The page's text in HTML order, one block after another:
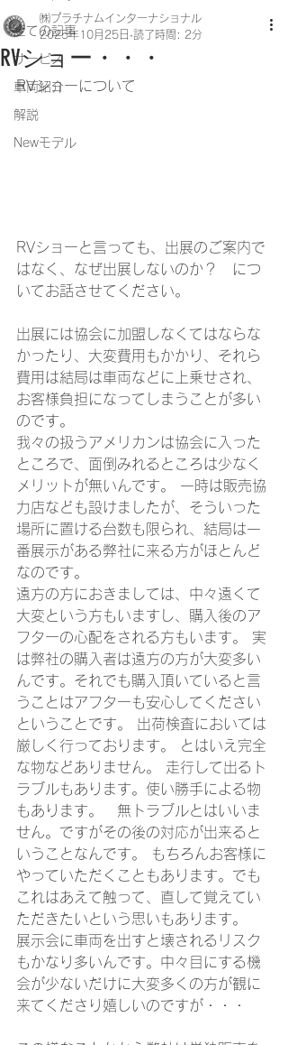
全ての記事
サービス
車両紹介
解説
Newモデル
RVショー・・・
㈱プラチナムインターナショナル
2025年10月25日 読了時間: 2分
RVショーについて
RVショーと言っても、出展のご案内で
はなく、なぜ出展しないのか？　につ
いてお話させてください。
出展には協会に加盟しなくてはならな
かったり、大変費用もかかり、それら
費用は結局は車両などに上乗せされ、
お客様負担になってしまうことが多い
のです。
我々の扱うアメリカンは協会に入った
ところで、面倒みれるところは少なく
メリットが無いんです。 一時は販売協
力店なども設けましたが、そういった
場所に置ける台数も限られ、結局は一
番展示がある弊社に来る方がほとんど
なのです。
遠方の方におきましては、中々遠くて
大変という方もいますし、購入後のア
フターの心配をされる方もいます。 実
は弊社の購入者は遠方の方が大変多い
んです。それでも購入頂いていると言
うことはアフターも安心してください
ということです。 出荷検査においては
厳しく行っております。 とはいえ完全
な物などありません。 走行して出るト
ラブルもあります。使い勝手による物
もあります。　無トラブルとはいいま
せん。ですがその後の対応が出来ると
いうことなんです。 もちろんお客様に
やっていただくこともあります。でも
これはあえて触って、直して覚えてい
ただきたいという思いもあります。
展示会に車両を出すと壊されるリスク
もかなり多いんです。中々目にする機
会が少ないだけに大変多くの方が観に
来てくださり嬉しいのですが・・・